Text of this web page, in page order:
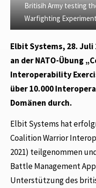
Britisih Army testing
Warfighting
Elbit Systems, 28. Juli
an der NATO-Übung
Interoperability
über 10.000
Domänen durch.
Elbit Systems hat
Coalition Warrior
2021) teilgenommen
Battle Management
Unterstützung des